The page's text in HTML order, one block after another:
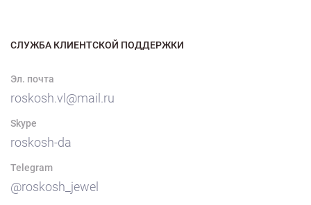
СЛУЖБА КЛИЕНТСКОЙ ПОДДЕРЖКИ
Эл. почта
roskosh.vl@mail.ru
Skype
roskosh-da
Telegram
@roskosh_jewel